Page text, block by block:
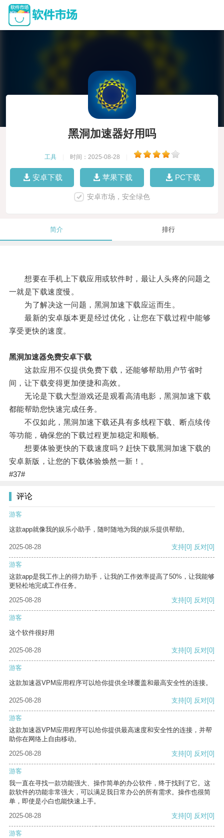
黑洞加速器好用吗
工具 时间：2025-08-28
安卓下载 苹果下载 PC下载
安卓市场，安全绿色
简介 排行
想要在手机上下载应用或软件时，最让人头疼的问题之
一就是下载速度慢。
为了解决这一问题，黑洞加速下载应运而生。
最新的安卓版本更是经过优化，让您在下载过程中能够
享受更快的速度。
黑洞加速器免费安卓下载
这款应用不仅提供免费下载，还能够帮助用户节省时
间，让下载变得更加便捷和高效。
无论是下载大型游戏还是观看高清电影，黑洞加速下载
都能帮助您快速完成任务。
不仅如此，黑洞加速下载还具有多线程下载、断点续传
等功能，确保您的下载过程更加稳定和顺畅。
想要体验更快的下载速度吗？赶快下载黑洞加速下载的
安卓新版，让您的下载体验焕然一新！。
#37#
评论
游客
这款app就像我的娱乐小助手，随时随地为我的娱乐提供帮助。
2025-08-28 支持[0] 反对[0]
游客
这款app是我工作上的得力助手，让我的工作效率提高了50%，让我能够
更轻松地完成工作任务。
2025-08-28
支持[0] 反对[0]
游客
这个软件很好用
2025-08-28 支持[0] 反对[0]
游客
这款加速器VPM应用程序可以给你提供全球覆盖和最高安全性的连接。
2025-08-28 支持[0] 反对[0]
游客
这款加速器VPM应用程序可以给你提供最高速度和安全性的连接，并帮
助你在网络上自由移动。
2025-08-28
支持[0] 反对[0]
游客
我一直在寻找一款功能强大、操作简单的办公软件，终于找到了它。这
款软件的功能非常强大，可以满足我日常办公的所有需求。操作也很简
单，即使是小白也能快速上手。
2025-08-28
支持[0] 反对[0]
游客